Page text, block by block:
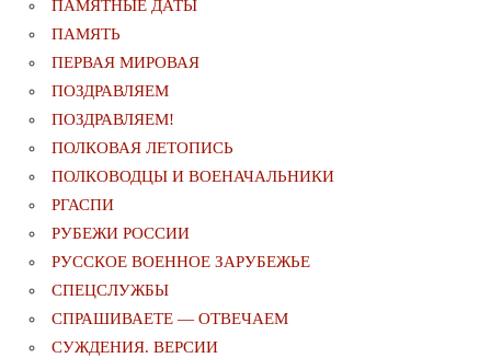
ПАМЯТНЫЕ ДАТЫ
ПАМЯТЬ
ПЕРВАЯ МИРОВАЯ
ПОЗДРАВЛЯЕМ
ПОЗДРАВЛЯЕМ!
ПОЛКОВАЯ ЛЕТОПИСЬ
ПОЛКОВОДЦЫ И ВОЕНАЧАЛЬНИКИ
РГАСПИ
РУБЕЖИ РОССИИ
РУССКОЕ ВОЕННОЕ ЗАРУБЕЖЬЕ
СПЕЦСЛУЖБЫ
СПРАШИВАЕТЕ — ОТВЕЧАЕМ
СУЖДЕНИЯ. ВЕРСИИ